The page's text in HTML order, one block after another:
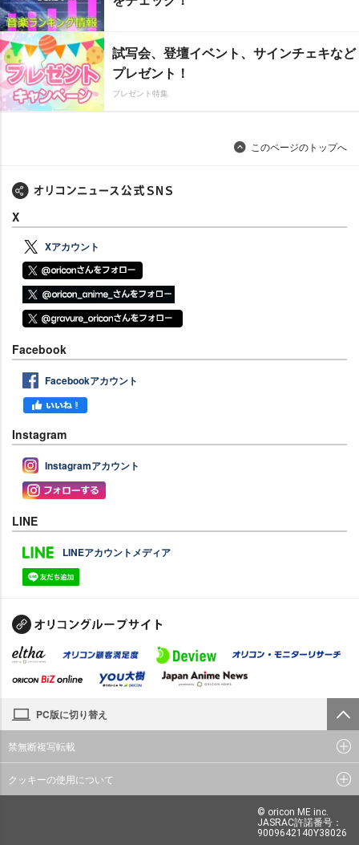
試写会、登壇イベント、サインチェキなど
プレゼント！
プレゼント特集
このページのトップへ
X
Xアカウント
Facebook
Facebookアカウント
Instagram
Instagramアカウント
LINE
LINEアカウントメディア
PC版に切り替え
禁無断複写転載
クッキーの使用について
© oricon ME inc.
JASRAC許諾番号：
9009642140Y38026